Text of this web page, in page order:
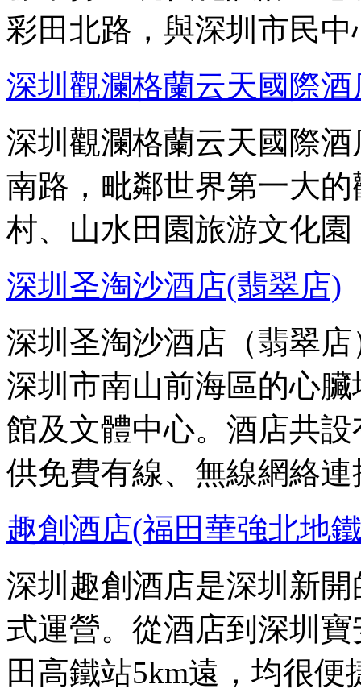
彩田北路，與深圳市民
深圳觀瀾格蘭云天國際酒
深圳觀瀾格蘭云天國際
南路，毗鄰世界第一大
村、山水田園旅游文化
深圳圣淘沙酒店(翡翠店)
深圳圣淘沙酒店（翡翠
深圳市南山前海區的心
館及文體中心。酒店共
供免費有線、無線網絡連
趣創酒店(福田華強北地
深圳趣創酒店是深圳新
式運營。從酒店到深圳
田高鐵站5km遠，均很